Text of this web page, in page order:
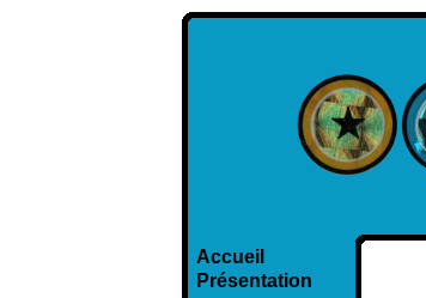
Accueil
Présentation